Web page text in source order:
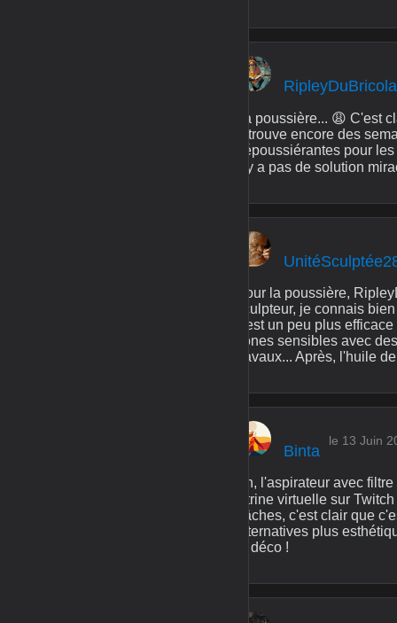
La poussière... 😩 C'est
retrouve encore des
dépoussiérantes pour
n'y a pas de solution
Pour la poussière,
sculpteur, je connais
c'est un peu plus
zones sensibles avec
travaux... Après, l'huile
Binta
le 13 Juin
Ah, l'aspirateur avec
vitrine virtuelle sur
bâches, c'est clair que
alternatives plus
la déco !